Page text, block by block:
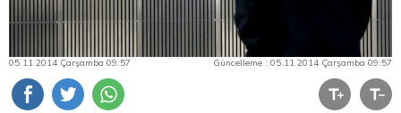
05.11.2014 Çarşamba 09:57 Güncelleme : 05.11.2014 Çarşamba 09:57